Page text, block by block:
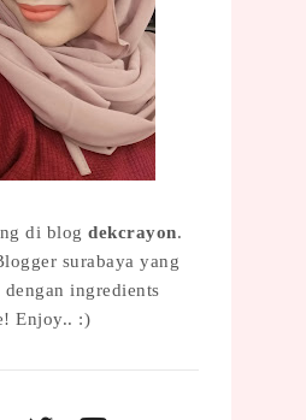
di blog dekcrayon.
surabaya yang
dengan ingredients
Enjoy.. :)